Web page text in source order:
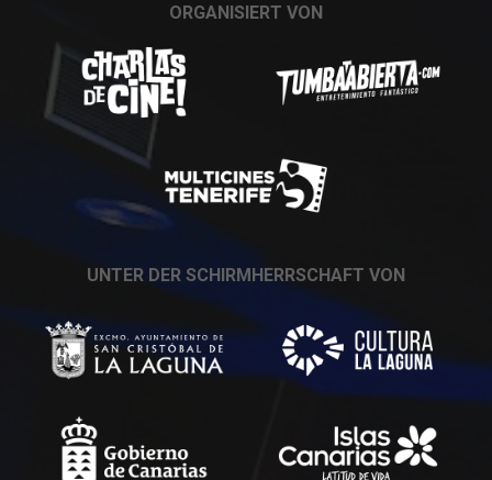
ORGANISIERT VON
UNTER DER SCHIRMHERRSCHAFT VON